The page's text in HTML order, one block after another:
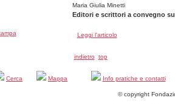
Maria Giulia Minetti
Editori e scrittori a convegno
Leggi l'articolo
indietro top
Cerca Mappa Info pratiche e contatti
© copyright